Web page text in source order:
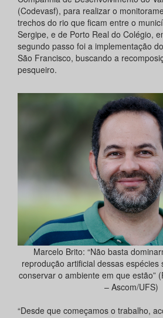
(Codevasf), para realizar o
trechos do rio que ficam entre o
Sergipe, e de Porto Real do Colégio,
segundo passo foi a implementação
São Francisco, buscando a
pesqueiro.
Marcelo Brito: “Não basta
reprodução artificial dessas
conservar o ambiente em que estão”
– Ascom/UFS)
“Desde que começamos o trabalho,